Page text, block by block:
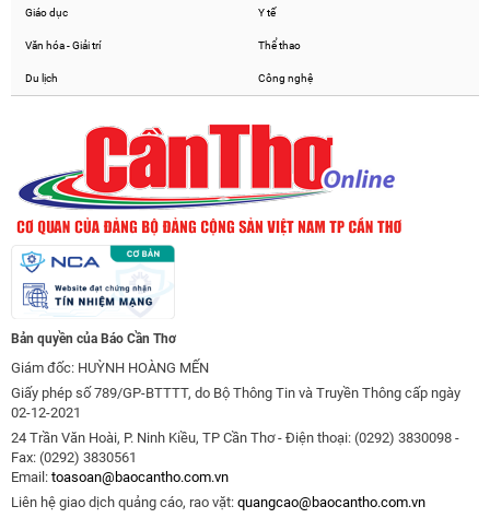
Giáo dục Y tế
Văn hóa - Giải trí Thể thao
Du lịch Công nghệ
Bản quyền của Báo Cần Thơ
Giám đốc: HUỲNH HOÀNG MẾN
Giấy phép số 789/GP-BTTTT, do Bộ Thông Tin và Truyền Thông cấp ngày
02-12-2021
24 Trần Văn Hoài, P. Ninh Kiều, TP Cần Thơ - Điện thoại: (0292) 3830098 -
Fax: (0292) 3830561
Email: toasoan@baocantho.com.vn
Liên hệ giao dịch quảng cáo, rao vặt: quangcao@baocantho.com.vn